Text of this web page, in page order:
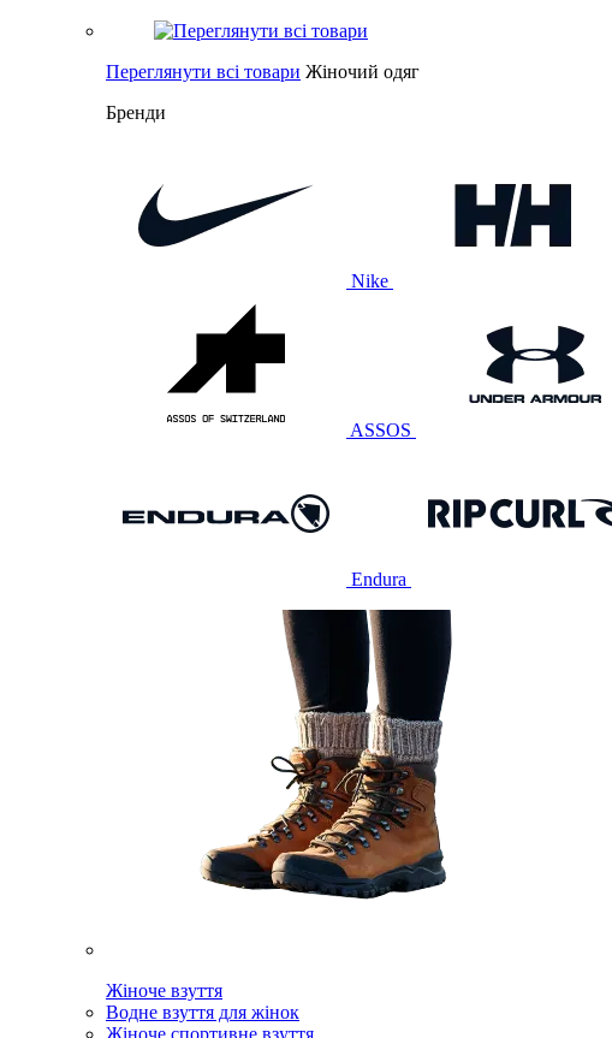
Переглянути всі товари Жіночий одяг
Бренди
Nike
ASSOS
Endura
Жіноче взуття
Водне взуття для жінок
Жіноче спортивне взуття